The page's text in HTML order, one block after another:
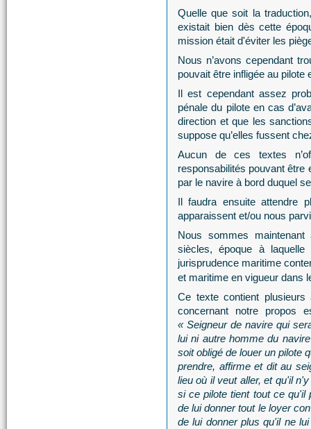
Quelle que soit la
existait bien dès cette
mission était d'éviter les
Nous n’avons cependant
pouvait être infligée au pilote
Il est cependant assez
pénale du pilote en cas
direction et que les
suppose qu’elles fussent
Aucun de ces textes
responsabilités pouvant
par le navire à bord duquel
Il faudra ensuite attendre
apparaissent et/ou nous
Nous sommes
siècles, époque à
jurisprudence maritime
et maritime en vigueur dans
Ce texte contient
concernant notre propos
« Seigneur de navire qui
lui ni autre homme du
soit obligé de louer un pilote
prendre, affirme et dit au
lieu où il veut aller, et qu'il
si ce pilote tient tout ce qu'il
de lui donner tout le loyer
de lui donner plus qu'il ne